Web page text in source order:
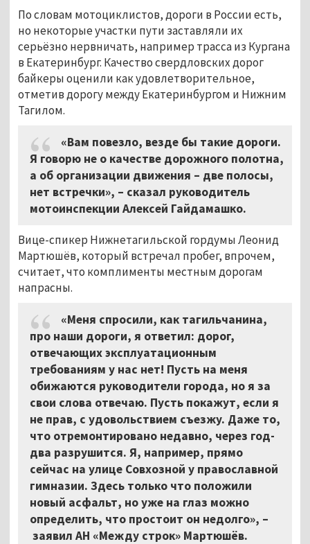
По словам мотоциклистов, дороги в России есть,
но некоторые участки пути заставляли их
серьёзно нервничать, например трасса из Кургана
в Екатеринбург. Качество свердловских дорог
байкеры оценили как удовлетворительное,
отметив дорогу между Екатеринбургом и Нижним
Тагилом.
«Вам повезло, везде бы такие дороги.
Я говорю не о качестве дорожного полотна,
а об организации движения – две полосы,
нет встречки», – сказал руководитель
мотоинспекции Алексей Гайдамашко.
Вице-спикер Нижнетагильской гордумы Леонид
Мартюшёв, который встречал пробег, впрочем,
считает, что комплименты местным дорогам
напрасны.
«Меня спросили, как тагильчанина,
про наши дороги, я ответил: дорог,
отвечающих эксплуатационным
требованиям у нас нет! Пусть на меня
обижаются руководители города, но я за
свои слова отвечаю. Пусть покажут, если я
не прав, с удовольствием съезжу. Даже то,
что отремонтировано недавно, через год-
два разрушится. Я, например, прямо
сейчас на улице Совхозной у православной
гимназии. Здесь только что положили
новый асфальт, но уже на глаз можно
определить, что простоит он недолго», –
заявил АН «Между строк» Мартюшёв.